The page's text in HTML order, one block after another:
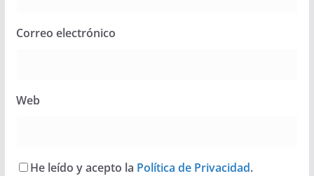
Correo electrónico
Web
He leído y acepto la Política de Privacidad.